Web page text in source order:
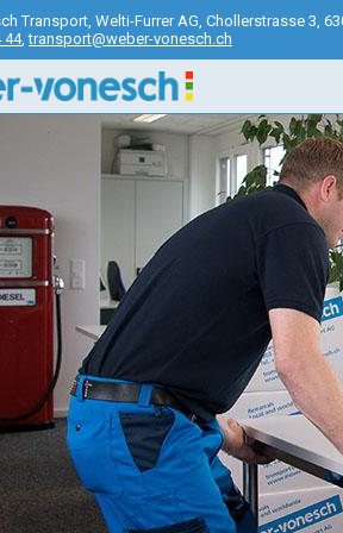
Transport, Welti-Furrer AG, Chollerstrasse 3,
44,transport@weber-vonesch.ch